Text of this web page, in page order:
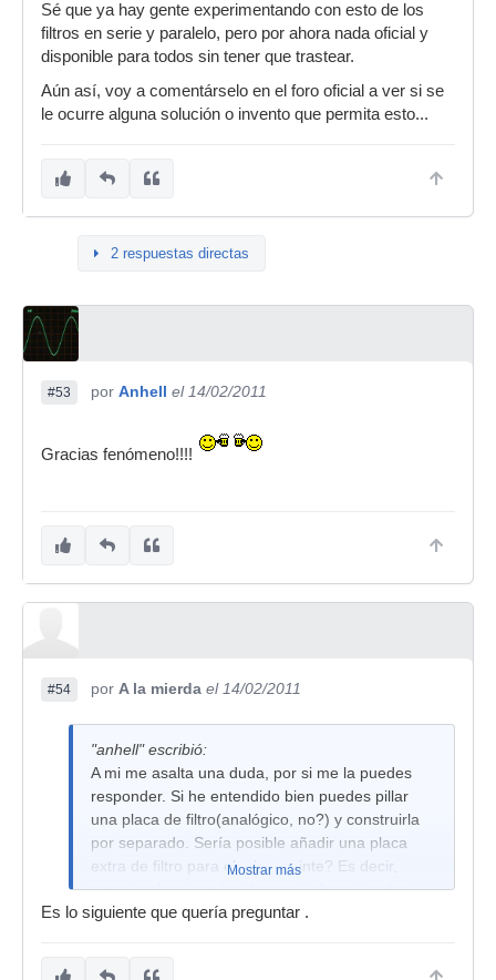
Sé que ya hay gente experimentando con esto de los
filtros en serie y paralelo, pero por ahora nada oficial y
disponible para todos sin tener que trastear.
Aún así, voy a comentárselo en el foro oficial a ver si se
le ocurre alguna solución o invento que permita esto...
2 respuestas directas
#53 por Anhell el 14/02/2011
Gracias fenómeno!!!!
#54 por A la mierda el 14/02/2011
"anhell" escribió:
A mi me asalta una duda, por si me la puedes
responder. Si he entendido bien puedes pillar
una placa de filtro(analógico, no?) y construirla
por separado. Sería posible añadir una placa
extra de filtro para el mismo sinte? Es decir,
tener la placa con los dos osciladores + sub y
con dos placas de filtros, por ejemplo SSM2044
Mostrar más
Es lo siguiente que quería preguntar .